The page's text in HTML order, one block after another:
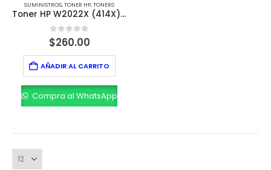
SUMINISTROS,TONER HP,TONERS
Toner HP W2022X (414X) Amarillo LaserJet Pro M454 – 6,000 Páginas
0 out of 5
$260.00
AÑADIR AL CARRITO
Compra al WhatsApp